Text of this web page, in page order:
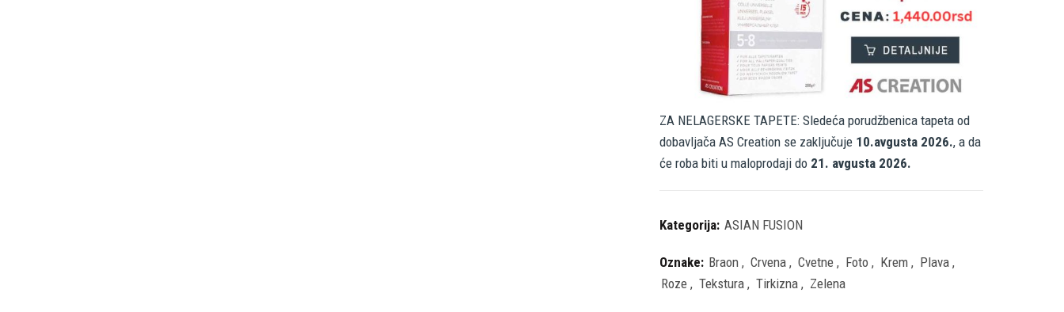
ZA NELAGERSKE TAPETE: Sledeća porudžbenica tapeta od
dobavljača AS Creation se zaključuje 10.avgusta 2026., a da
će roba biti u maloprodaji do 21. avgusta 2026.
Kategorija: ASIAN FUSION
Oznake: Braon , Crvena , Cvetne , Foto , Krem , Plava ,
Roze , Tekstura , Tirkizna , Zelena